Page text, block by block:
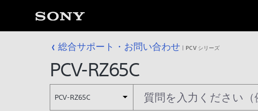
総合サポート・お問い合わせ PCV シリーズ
PCV-RZ65C
PCV-RZ65C